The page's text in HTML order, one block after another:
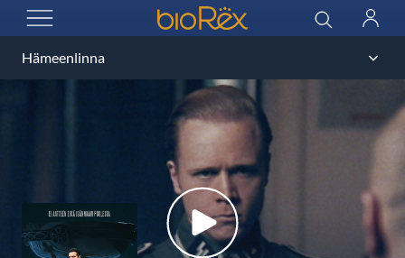
AVAA VALIKKO
BioRex Cinemas Haku